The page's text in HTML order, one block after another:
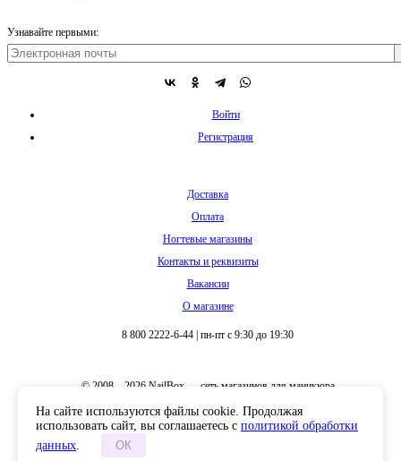
Узнавайте первыми:
Войти
Регистрация
Доставка
Оплата
Ногтевые магазины
Контакты и реквизиты
Вакансии
О магазине
8 800 2222-6-44 пн-пт с 9:30 до 19:30
© 2008 – 2026 NailBox — сеть магазинов для маникюра
На сайте используются файлы cookie. Продолжая
использовать сайт, вы соглашаетесь с политикой обработки
данных. ОК